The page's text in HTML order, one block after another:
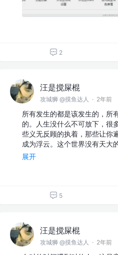
2
汪是搅屎棍
攻城狮 @摸鱼达人 · 2年前
所有发生的都是该发生的，所
的。人生没什么不可放下，很
些义无反顾的执着，那些让你
成为浮云。这个世界没有天大
展开
5
汪是搅屎棍
攻城狮 @摸鱼达人 · 2年前